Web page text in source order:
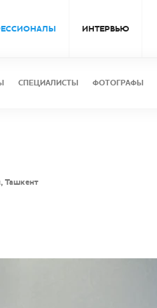
ИНТЕРВЬЮ
СПЕЦИАЛИСТЫ ФОТОГРАФЫ
Ташкент